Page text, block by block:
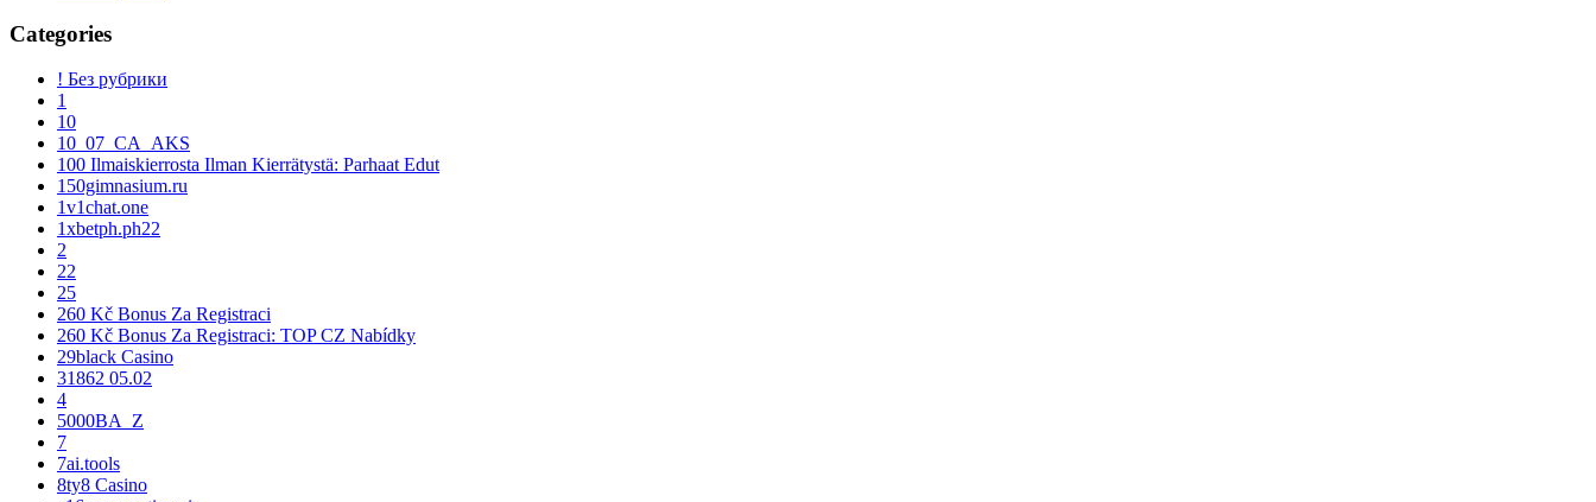
Categories
! Без рубрики
1
10
10_07_CA_AKS
100 Ilmaiskierrosta Ilman Kierrätystä: Parhaat Edut
150gimnasium.ru
1v1chat.one
1xbetph.ph22
2
22
25
260 Kč Bonus Za Registraci
260 Kč Bonus Za Registraci: TOP CZ Nabídky
29black Casino
31862 05.02
4
5000BA_Z
7
7ai.tools
8ty8 Casino